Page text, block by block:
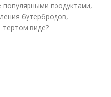
популярными продуктами,
бутербродов,
виде?